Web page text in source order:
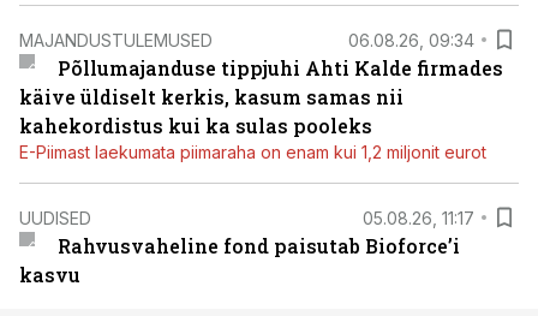
MAJANDUSTULEMUSED 06.08.26, 09:34
Põllumajanduse tippjuhi Ahti Kalde firmades
käive üldiselt kerkis, kasum samas nii
kahekordistus kui ka sulas pooleks
E-Piimast laekumata piimaraha on enam kui 1,2 miljonit eurot
UUDISED 05.08.26, 11:17
Rahvusvaheline fond paisutab Bioforce’i
kasvu